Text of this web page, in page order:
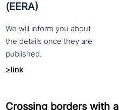
(EERA)
We will inform you about
the details once they are
published.
>link
Crossing borders with